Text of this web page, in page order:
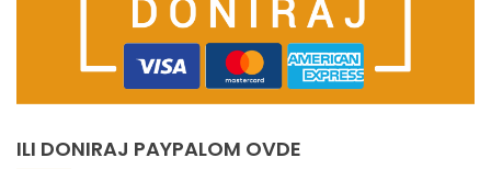
ILI DONIRAJ PAYPALOM OVDE